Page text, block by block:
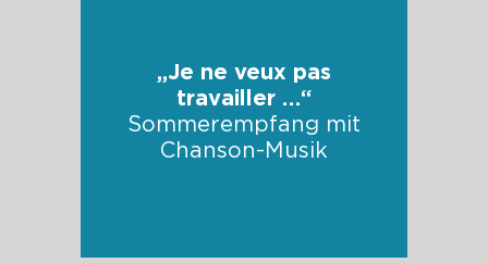
„Je ne veux pas
travailler …“
Sommerempfang mit
Chanson-Musik